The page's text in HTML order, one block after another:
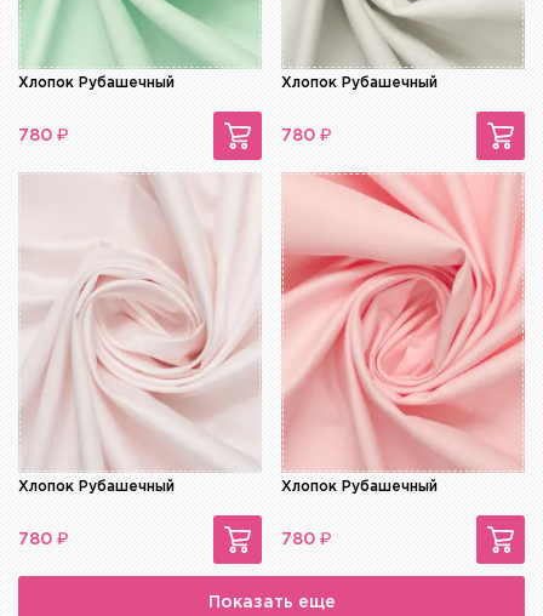
Хлопок Рубашечный
780 ₽
Хлопок Рубашечный
780 ₽
Хлопок Рубашечный
780 ₽
Хлопок Рубашечный
780 ₽
Показать еще